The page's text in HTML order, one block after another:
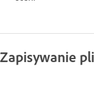
Zapisywanie